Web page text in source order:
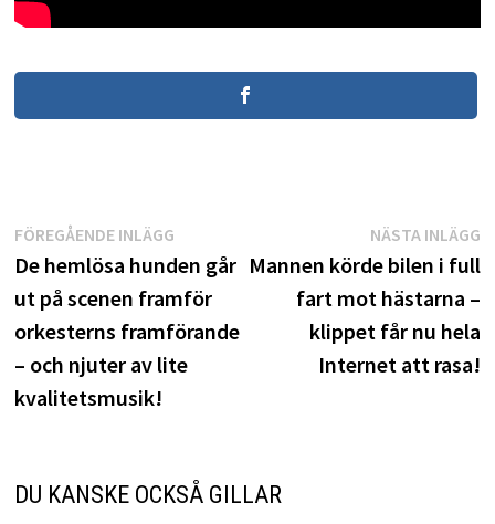
Inläggsnavigering
FÖREGÅENDE INLÄGGFöregående
inlägg:
De hemlösa hunden går
ut på scenen framför
orkesterns framförande
– och njuter av lite
kvalitetsmusik!
NÄSTA INLÄGG
Mannen körde bilen i full
fart mot hästarna –
klippet får nu hela
Internet att rasa!
DU KANSKE OCKSÅ GILLAR